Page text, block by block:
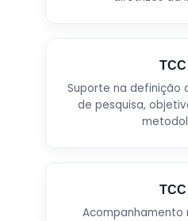
TCC
Suporte na definição
de pesquisa,
TCC
Acompanhamento